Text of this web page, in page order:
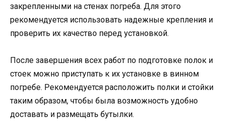
закрепленными на стенах погреба. Для этого
рекомендуется использовать надежные крепления и
проверить их качество перед установкой.
После завершения всех работ по подготовке полок и
стоек можно приступать к их установке в винном
погребе. Рекомендуется расположить полки и стойки
таким образом, чтобы была возможность удобно
доставать и размещать бутылки.